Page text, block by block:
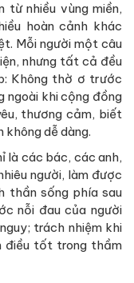
từ nhiều vùng miền,
hoàn cảnh khác
Mỗi người một câu
nhưng tất cả đều
Không thờ ơ trước
ngoài khi cộng đồng
thương cảm, biết
không dễ dàng.
là các bác, các anh,
người, làm được
thần sống phía sau
nỗi đau của người
trách nhiệm khi
điều tốt trong thầm